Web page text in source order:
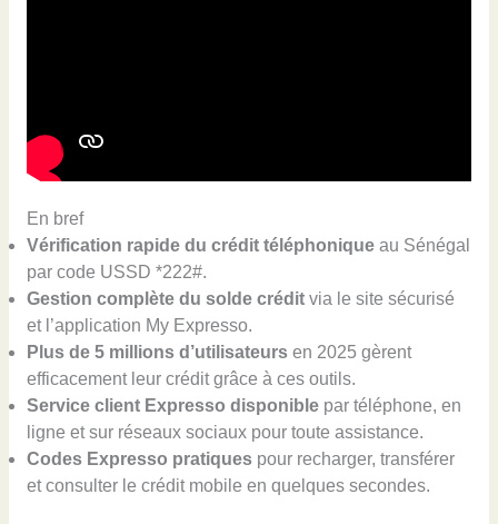
En bref
Vérification rapide du crédit téléphoniqueau Sénégal
par code USSD *222#.
Gestion complète du solde créditvia le site sécurisé
et l’application My Expresso.
Plus de 5 millions d’utilisateursen 2025 gèrent
efficacement leur crédit grâce à ces outils.
Service client Expresso disponiblepar téléphone, en
ligne et sur réseaux sociaux pour toute assistance.
Codes Expresso pratiquespour recharger, transférer
et consulter le crédit mobile en quelques secondes.